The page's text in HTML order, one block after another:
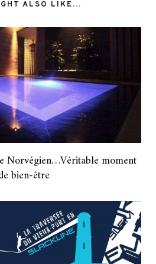
ALSO LIKE...
Norvégien…Véritable moment
bien-être